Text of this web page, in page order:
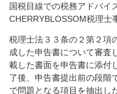
国税目線での税務アドバイ
CHERRYBLOSSOM税理士
税理士法３３条の２第２項
成した申告書について審査
載した書面を申告書に添付
了後、申告書提出前の段階
で問題となる項目を抽出し